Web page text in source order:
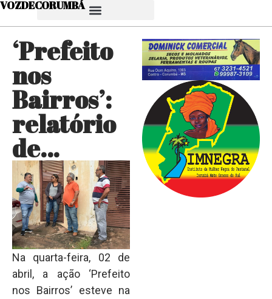
VOZDECORUMBÁ
‘Prefeito
nos
Bairros’:
relatório
de…
Na quarta-feira, 02 de
abril, a ação ‘Prefeito
nos Bairros’ esteve na